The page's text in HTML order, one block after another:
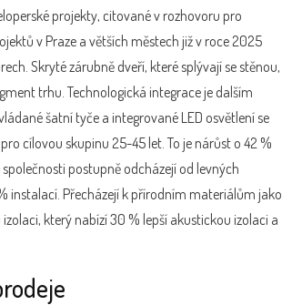
projekty, citované v rozhovoru pro
v Praze a větších městech již v roce 2025
Skryté zárubně dveří, které splývají se stěnou,
trhu. Technologická integrace je dalším
šatní tyče a integrované LED osvětlení se
cílovou skupinu 25-45 let. To je nárůst o 42 %
postupně odcházejí od levných
instalací. Přecházejí k přírodním materiálům jako
, který nabízí 30 % lepší akustickou izolaci a